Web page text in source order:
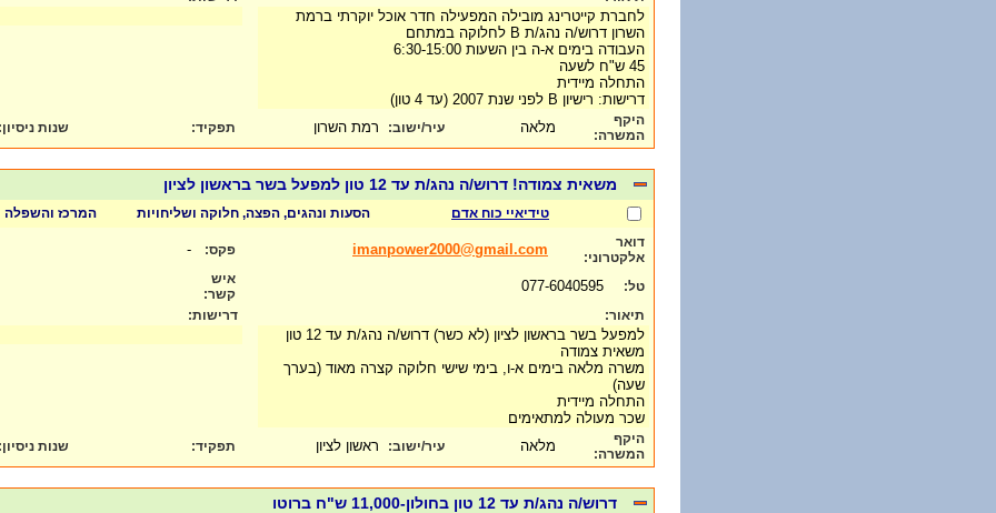
לחברת קייטרינג מובילה המפעילה חדר אוכל יוקרתי ברמת
השרון דרוש/ה נהג/ת B לחלוקה במתחם
העבודה בימים א-ה בין השעות 6:30-15:00
45 ש"ח לשעה
התחלה מיידית
דרישות: רישיון B לפני שנת 2007 (עד 4 טון)
היקף
המשרה:
מלאה עיר/ישוב: רמת השרון תפקיד: שנות ניסיון:
משאית צמודה! דרוש/ה נהג/ת עד 12 טון למפעל בשר בראשון לציון
טידיאיי כוח אדם הסעות ונהגים, הפצה, חלוקה ושליחויות המרכז והשפלה
דואר
אלקטרוני:
imanpower2000@gmail.com פקס: -
טל:
איש
קשר:
תיאור:
למפעל בשר בראשון לציון (לא כשר) דרוש/ה נהג/ת עד 12 טון
משאית צמודה
משרה מלאה בימים א-ו, בימי שישי חלוקה קצרה מאוד (בערך
שעה)
התחלה מיידית
שכר מעולה למתאימים
דרישות:
היקף
המשרה:
מלאה עיר/ישוב: ראשון לציון תפקיד: שנות ניסיון:
דרוש/ה נהג/ת עד 12 טון בחולון-11,000 ש"ח ברוטו